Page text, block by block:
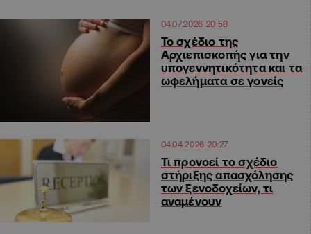
04.07.2026 20:58
Το σχέδιο της
Αρχιεπισκοπής για την
υπογεννητικότητα και τα
ωφελήματα σε γονείς
04.04.2026 20:27
Τι προνοεί το σχέδιο
στήριξης απασχόλησης
των ξενοδοχείων, τι
αναμένουν